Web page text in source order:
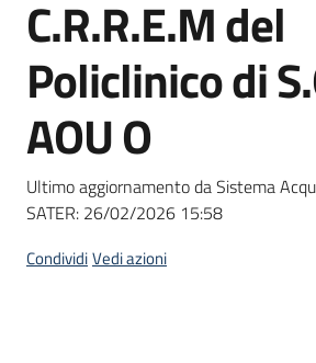
Seguici
su
C.R.R.E.M del
Policlinico di
AOU O
Ultimo aggiornamento da Sistema
SATER: 26/02/2026 15:58
CondividiVedi azioni